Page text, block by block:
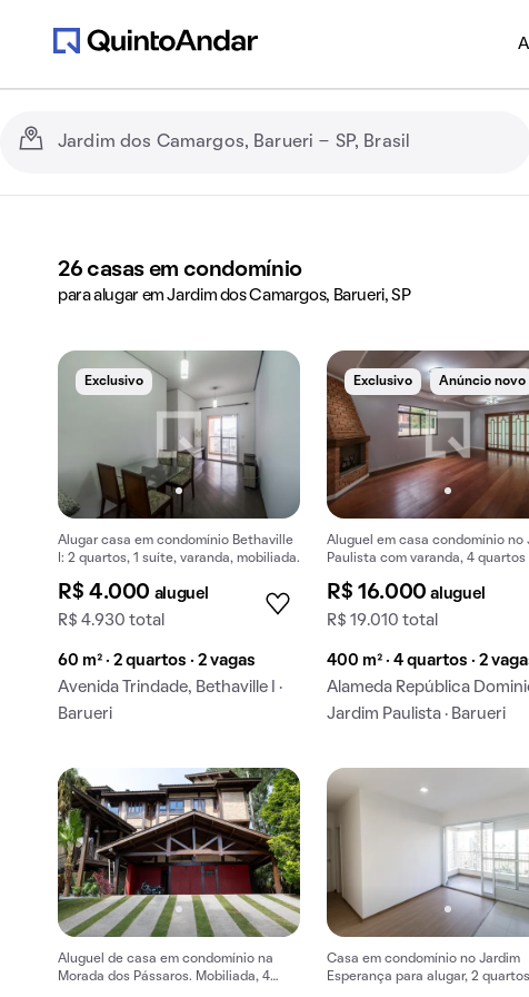
26 casas em condomínio
para alugar em Jardim dos Camargos, Barueri, SP
Exclusivo
Alugar casa em condomínio Bethaville
I: 2 quartos, 1 suíte, varanda, mobiliada.
R$ 4.000 aluguel
R$ 4.930 total
60 m² · 2 quartos · 2 vagas
Avenida Trindade, Bethaville I ·
Barueri
Exclusivo Anúncio novo
Aluguel em casa condomínio no
Paulista com varanda, 4 quartos
R$ 16.000aluguel
R$ 19.010 total
400 m² · 4 quartos · 2
Alameda República
Jardim Paulista · Barueri
Aluguel de casa em condomínio na
Morada dos Pássaros. Mobiliada, 4
Casa em condomínio no Jardim
Esperança para alugar, 2